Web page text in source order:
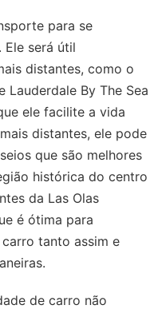
para se
será útil
distantes, como o
Lauderdale By The Sea
ele facilite a vida
distantes, ele pode
que são melhores
histórica do centro
da Las Olas
é ótima para
tanto assim e
de carro não